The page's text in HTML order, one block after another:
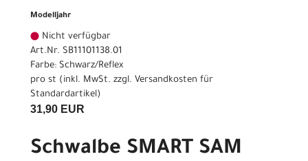
Modelljahr
Nicht verfügbar
Art.Nr. SB11101138.01
Farbe: Schwarz/Reflex
pro st (inkl. MwSt. zzgl. Versandkosten für
Standardartikel)
31,90 EUR
Schwalbe SMART SAM